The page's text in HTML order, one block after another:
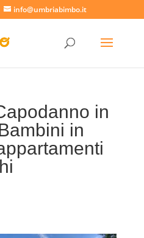
info@umbriabimbo.it
in
in